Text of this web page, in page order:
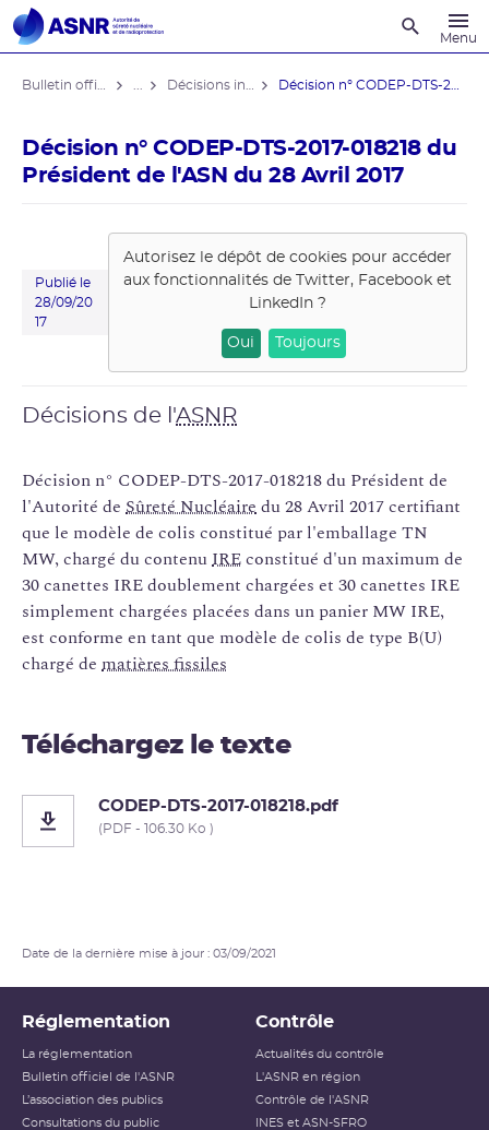
Menu
Décision n° CODEP-DTS-2017-018218 du
Président de l'ASN du 28 Avril 2017
Publié le
28/09/20
17
Autorisez le dépôt de cookies pour accéder
aux fonctionnalités de Twitter, Facebook et
LinkedIn?
Oui Toujours
Décisions de l'ASNR
Décision n° CODEP-DTS-2017-018218 du Président de
l'Autorité de Sûreté Nucléairedu 28 Avril 2017 certifiant
que le modèle de colis constitué par l'emballage TN
MW, chargé du contenuIREconstitué d'un maximum de
30 canettes IRE doublement chargées et 30 canettes IRE
simplement chargées placées dans un panier MW IRE,
est conforme en tant que modèle de colis de type B(U)
chargé de matières fissiles
Téléchargez le texte
CODEP-DTS-2017-018218.pdf
(PDF - 106.30 Ko )
Date de la dernière mise à jour : 03/09/2021
Réglementation
La réglementation
Bulletin officiel de l'ASNR
L’association des publics
Consultations du public
Contrôle
Actualités du contrôle
L'ASNR en région
Contrôle de l'ASNR
INES et ASN-SFRO